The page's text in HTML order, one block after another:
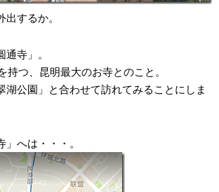
するか。
寺」。
持つ、昆明最大のお寺とのこと。
湖公園」と合わせて訪れてみることにしま
へは・・・。